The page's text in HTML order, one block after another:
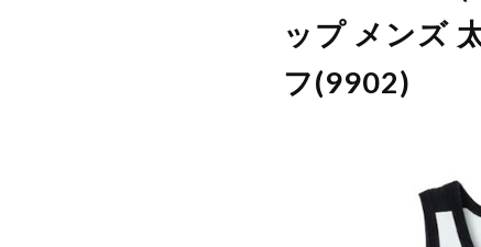
ップ メンズ
フ(9902)